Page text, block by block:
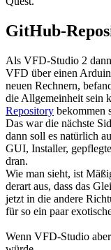
GitHub-
Als VFD-Studio 2 dann
VFD über einen
neuen Rechnern,
die Allgemeinheit sein
Repository bekommen
Das war die nächste
dann soll es natürlich
GUI, Installer,
dran.
Wie man sieht, ist
derart aus, dass das
jetzt in die andere
für so ein paar
Wenn VFD-Studio